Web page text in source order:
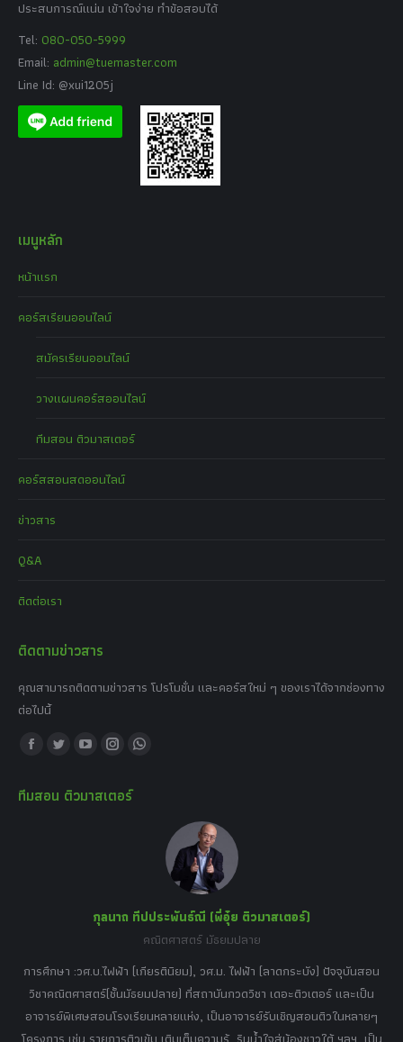
ประสบการณ์แน่น เข้าใจง่าย ทำข้อสอบได้
Tel: 080-050-5999
Email: admin@tuemaster.com
Line Id: @xui1205j
เมนูหลัก
หน้าแรก
คอร์สเรียนออนไลน์
สมัครเรียนออนไลน์
วางแผนคอร์สออนไลน์
ทีมสอน ติวมาสเตอร์
คอร์สสอนสดออนไลน์
ข่าวสาร
Q&A
ติดต่อเรา
ติดตามข่าวสาร
คุณสามารถติดตามข่าวสาร โปรโมชั่น และคอร์สใหม่ ๆ ของเราได้จากช่องทาง
ต่อไปนี้
Find us on:
Facebook
opens
Twitter
opens
YouTube
opens
Instagram
opens
Whatsapp
window
ทีมสอน ติวมาสเตอร์
กุลนาถ ทีปประพันธ์ณี (พี่อุ๋ย ติวมาสเตอร์)
คณิตศาสตร์ มัธยมปลาย
การศึกษา :วศ.บ.ไฟฟ้า (เกียรตินิยม), วศ.ม. ไฟฟ้า (ลาดกระบัง) ปัจจุบันสอน
วิชาคณิตศาสตร์(ชั้นมัธยมปลาย) ที่สถาบันกวดวิชา เดอะติวเตอร์ และเป็น
อาจารย์พิเศษสอนโรงเรียนหลายแห่ง, เป็นอาจารย์รับเชิญสอนติวในหลายๆ